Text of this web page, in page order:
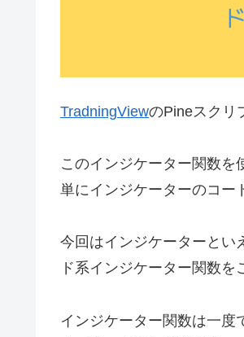
TradningViewのPineスクリ
このインジケーター関数を
単にインジケーターのコー
今回はインジケーターとい
ド系インジケーター関数を
インジケーター関数は一度